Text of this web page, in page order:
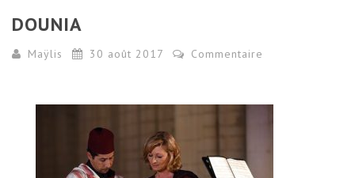
DOUNIA
Maÿlis 30 août 2017 Commentaire